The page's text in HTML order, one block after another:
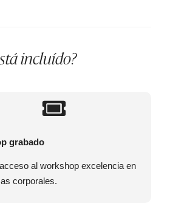
incluído?
grabado
al workshop excelencia en
corporales.